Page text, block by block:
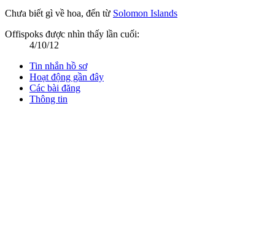
Chưa biết gì về hoa, đến từ Solomon Islands
Offispoks được nhìn thấy lần cuối:
4/10/12
Tin nhắn hồ sơ
Hoạt động gần đây
Các bài đăng
Thông tin